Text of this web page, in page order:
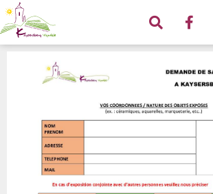
Panneau de gestion des cookies